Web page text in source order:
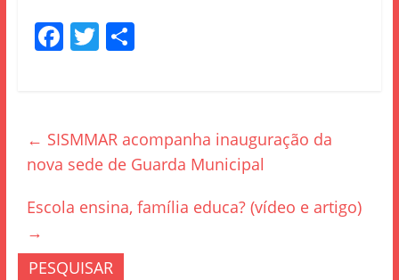
F
b
o
o
T S
← SISMMAR acompanha inauguração da
nova sede de Guarda Municipal
Escola ensina, família educa? (vídeo e artigo)
→
PESQUISAR